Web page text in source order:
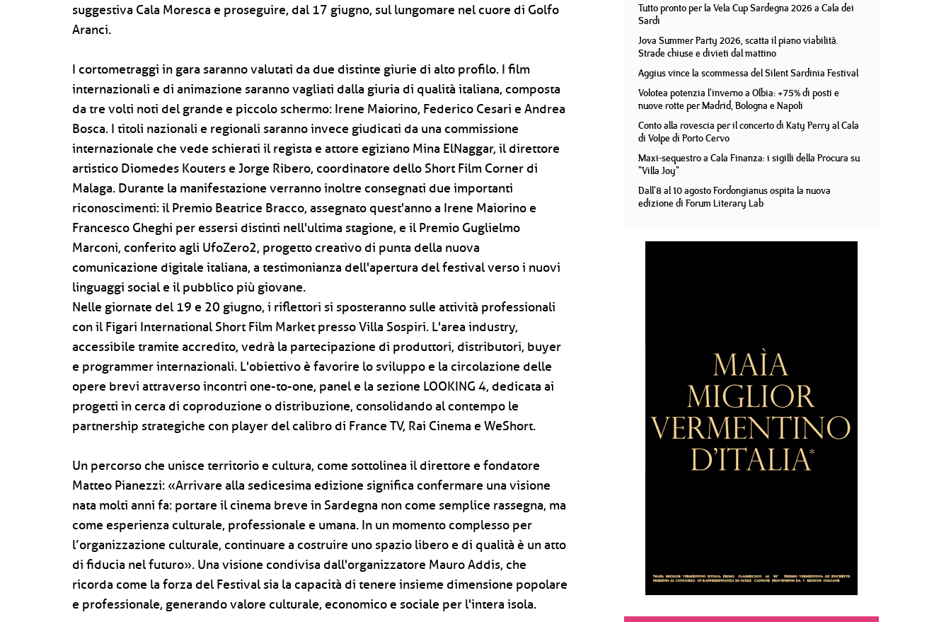
suggestiva Cala Moresca e proseguire, dal 17 giugno, sul lungomare nel cuore di Golfo
Aranci.
I cortometraggi in gara saranno valutati da due distinte giurie di alto profilo. I film
internazionali e di animazione saranno vagliati dalla giuria di qualità italiana, composta
da tre volti noti del grande e piccolo schermo: Irene Maiorino, Federico Cesari e Andrea
Bosca. I titoli nazionali e regionali saranno invece giudicati da una commissione
internazionale che vede schierati il regista e attore egiziano Mina ElNaggar, il direttore
artistico Diomedes Kouters e Jorge Ribero, coordinatore dello Short Film Corner di
Malaga. Durante la manifestazione verranno inoltre consegnati due importanti
riconoscimenti: il Premio Beatrice Bracco, assegnato quest'anno a Irene Maiorino e
Francesco Gheghi per essersi distinti nell'ultima stagione, e il Premio Guglielmo
Marconi, conferito agli UfoZero2, progetto creativo di punta della nuova
comunicazione digitale italiana, a testimonianza dell'apertura del festival verso i nuovi
linguaggi social e il pubblico più giovane.
Nelle giornate del 19 e 20 giugno, i riflettori si sposteranno sulle attività professionali
con il Figari International Short Film Market presso Villa Sospiri. L'area industry,
accessibile tramite accredito, vedrà la partecipazione di produttori, distributori, buyer
e programmer internazionali. L'obiettivo è favorire lo sviluppo e la circolazione delle
opere brevi attraverso incontri one-to-one, panel e la sezione LOOKING 4, dedicata ai
progetti in cerca di coproduzione o distribuzione, consolidando al contempo le
partnership strategiche con player del calibro di France TV, Rai Cinema e WeShort.
Un percorso che unisce territorio e cultura, come sottolinea il direttore e fondatore
Matteo Pianezzi: «Arrivare alla sedicesima edizione significa confermare una visione
nata molti anni fa: portare il cinema breve in Sardegna non come semplice rassegna, ma
come esperienza culturale, professionale e umana. In un momento complesso per
l’organizzazione culturale, continuare a costruire uno spazio libero e di qualità è un atto
di fiducia nel futuro». Una visione condivisa dall'organizzatore Mauro Addis, che
ricorda come la forza del Festival sia la capacità di tenere insieme dimensione popolare
e professionale, generando valore culturale, economico e sociale per l'intera isola.
Tutto pronto per la Vela Cup Sardegna 2026 a Cala dei
Sardi
Jova Summer Party 2026, scatta il piano viabilità.
Strade chiuse e divieti dal mattino
Aggius vince la scommessa del Silent Sardinia Festival
Volotea potenzia l'inverno a Olbia: +75% di posti e
nuove rotte per Madrid, Bologna e Napoli
Conto alla rovescia per il concerto di Katy Perry al Cala
di Volpe di Porto Cervo
Maxi-sequestro a Cala Finanza: i sigilli della Procura su
"Villa Joy"
Dall'8 al 10 agosto Fordongianus ospita la nuova
edizione di Forum Literary Lab